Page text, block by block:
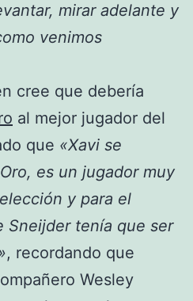
mirar adelante y
venimos
cree que debería
al mejor jugador del
que «Xavi se
es un jugador muy
y para el
Sneijder tenía que ser
, recordando que
Wesley